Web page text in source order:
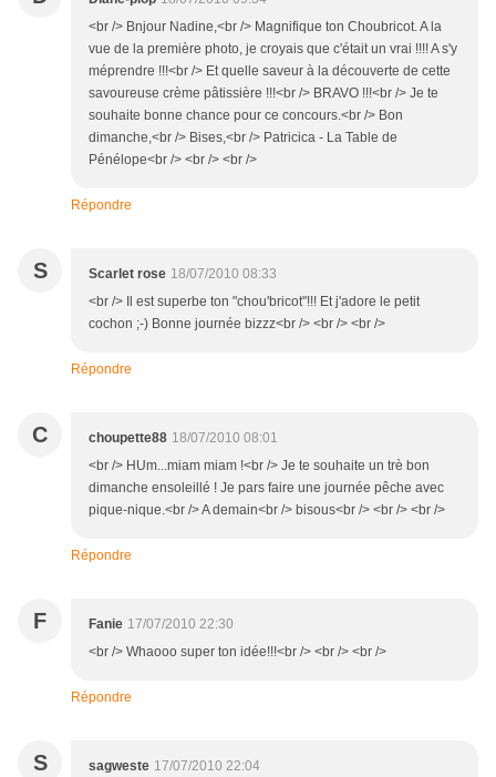
<br /> Bnjour Nadine,<br /> Magnifique ton Choubricot. A la
vue de la première photo, je croyais que c'était un vrai !!!! A s'y
méprendre !!!<br /> Et quelle saveur à la découverte de cette
savoureuse crème pâtissière !!!<br /> BRAVO !!!<br /> Je te
souhaite bonne chance pour ce concours.<br /> Bon
dimanche,<br /> Bises,<br /> Patricica - La Table de
Pénélope<br /> <br /> <br />
Répondre
S Scarlet rose 18/07/2010 08:33
<br /> Il est superbe ton "chou'bricot"!!! Et j'adore le petit
cochon ;-) Bonne journée bizzz<br /> <br /> <br />
Répondre
C choupette88 18/07/2010 08:01
<br /> HUm...miam miam !<br /> Je te souhaite un trè bon
dimanche ensoleillé ! Je pars faire une journée pêche avec
pique-nique.<br /> A demain<br /> bisous<br /> <br /> <br />
Répondre
F Fanie 17/07/2010 22:30
<br /> Whaooo super ton idée!!!<br /> <br /> <br />
Répondre
S sagweste 17/07/2010 22:04